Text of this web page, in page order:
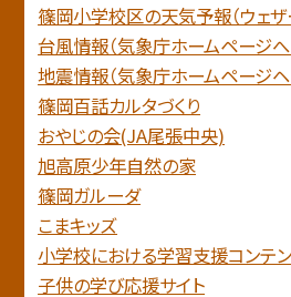
篠岡小学校区の天気予報（ウェザ
台風情報（気象庁ホームページへ
地震情報（気象庁ホームページヘ
篠岡百話カルタづくり
おやじの会(JA尾張中央)
旭高原少年自然の家
篠岡ガルーダ
こまキッズ
小学校における学習支援コンテ
子供の学び応援サイト